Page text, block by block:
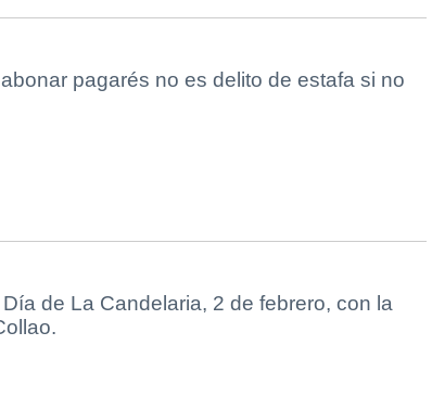
pagarés no es delito de estafa si no
de La Candelaria, 2 de febrero, con la